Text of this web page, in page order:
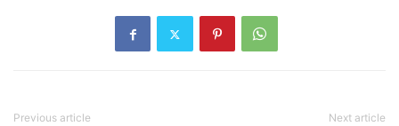
Previous article Next article